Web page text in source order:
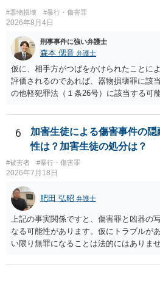
#器物損壊 #暴行・傷害罪
2026年8月4日
刑事事件に強い弁護士
森本 偲音 弁護士
仮に、相手方がつばをかけられたことに
評価されるのであれば、器物損壊罪に該
の他軽犯罪法（１条26号）に該当する可
ご相談者様の対応によってはご相談者の
能性がございますので、冷静にご対応い
ばと存じます。 以上、ご参考までに。
6
加害生徒による傷害事件の
性は？加害生徒の処分は？
#被害者 #暴行・傷害罪
2026年7月18日
肥田 弘昭 弁護士
上記の事実関係ですと、傷害罪と凶器の
なる可能性があります。仮にトラブルが
い限り無罪になることは法的にはありま